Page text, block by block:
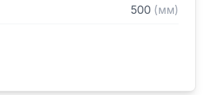
500 (мм)